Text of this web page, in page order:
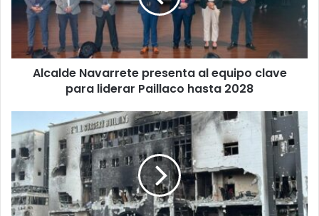
clave
para
liderar
Paillaco
hastaAlcalde Navarrete presenta al equipo clave
para liderar Paillaco hasta 2028
bombardea
un
hospital
del
norte
de